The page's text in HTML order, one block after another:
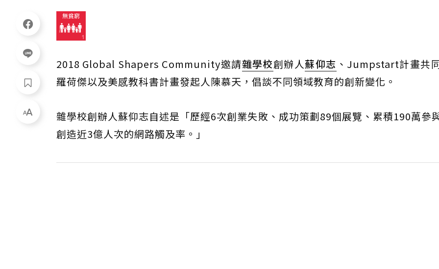
2018 Global Shapers Community邀請雜學校創辦人蘇仰志 、Jumpstart計畫共
羅荷傑以及美感教科書計畫發起人陳慕天，倡談不同領域教育的創新變化。
雜學校創辦人蘇仰志自述是「歷經6次創業失敗、成功策劃89個展覽、累積190萬參
創造近3億人次的網路觸及率。」